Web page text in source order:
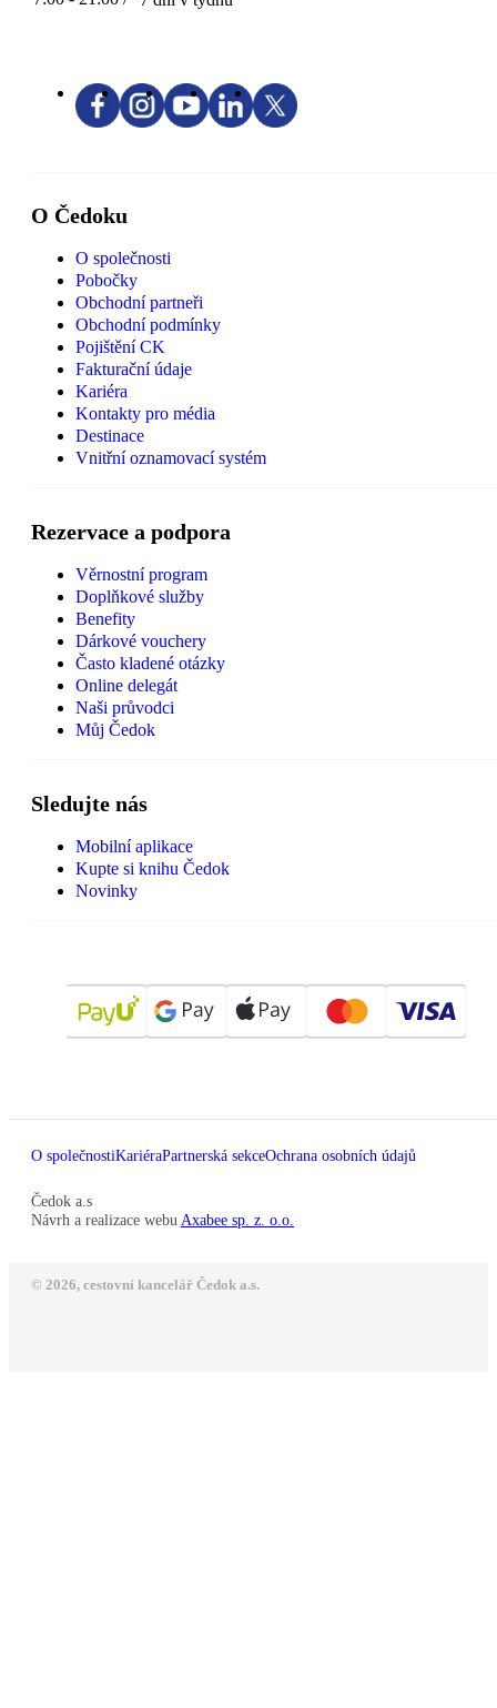
O Čedoku
O společnosti
Pobočky
Obchodní partneři
Obchodní podmínky
Pojištění CK
Fakturační údaje
Kariéra
Kontakty pro média
Destinace
Vnitřní oznamovací systém
Rezervace a podpora
Věrnostní program
Doplňkové služby
Benefity
Dárkové vouchery
Často kladené otázky
Online delegát
Naši průvodci
Můj Čedok
Sledujte nás
Mobilní aplikace
Kupte si knihu Čedok
Novinky
O společnostiKariéraPartnerská sekceOchrana osobních údajů
Čedok a.s
Návrh a realizace webu Axabee sp. z. o.o.
© 2026, cestovní kancelář Čedok a.s.